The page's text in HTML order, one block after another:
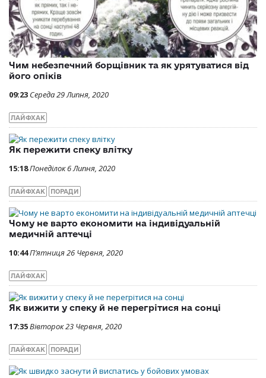
Чим небезпечний борщівник та як урятуватися від
його опіків
09:23 Середа 29 Липня, 2020
ЛАЙФХАК
Як пережити спеку влітку
15:18Понеділок 6 Липня, 2020
ЛАЙФХАК ПОРАДИ
Чому не варто економити на індивідуальній
медичній аптечці
10:44П’ятниця 26 Червня, 2020
ЛАЙФХАК
Як вижити у спеку й не перегрітися на сонці
17:35Вівторок 23 Червня, 2020
ЛАЙФХАК ПОРАДИ